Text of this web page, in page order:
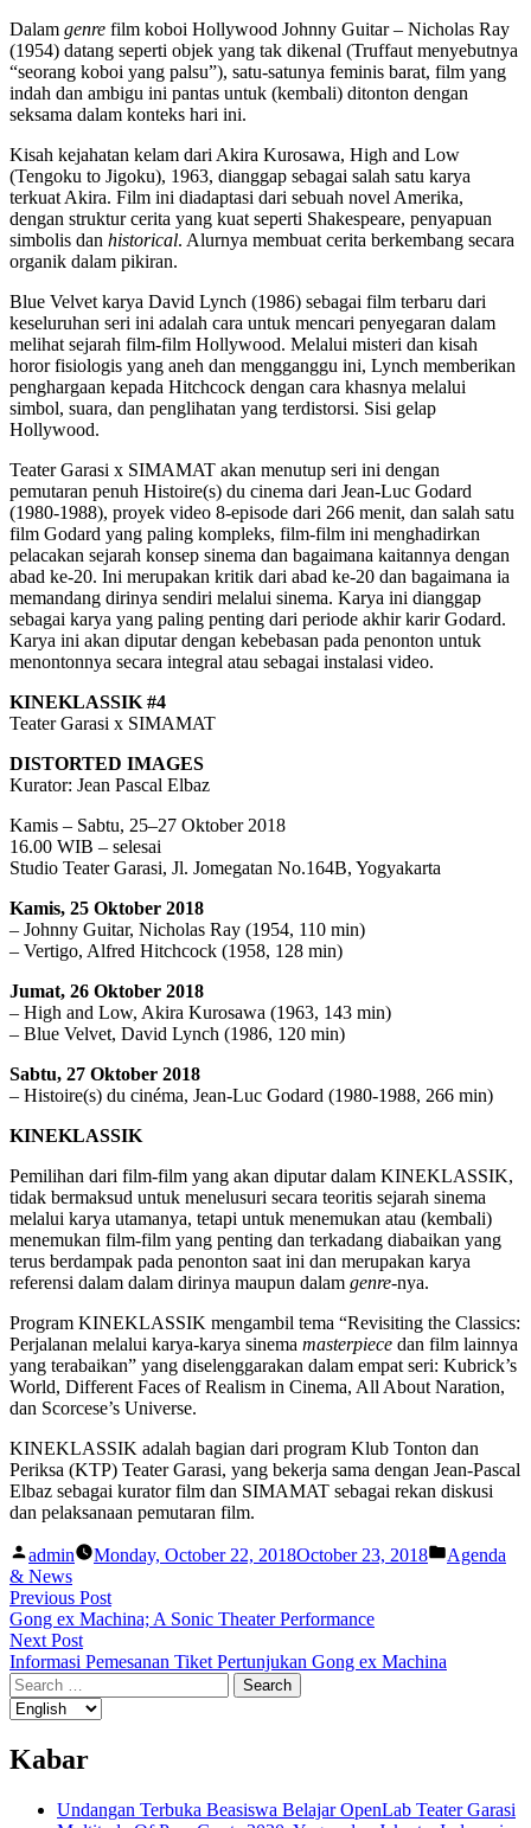
Dalam genre film koboi Hollywood Johnny Guitar – Nicholas Ray
(1954) datang seperti objek yang tak dikenal (Truffaut menyebutnya
“seorang koboi yang palsu”), satu-satunya feminis barat, film yang
indah dan ambigu ini pantas untuk (kembali) ditonton dengan
seksama dalam konteks hari ini.
Kisah kejahatan kelam dari Akira Kurosawa, High and Low
(Tengoku to Jigoku), 1963, dianggap sebagai salah satu karya
terkuat Akira. Film ini diadaptasi dari sebuah novel Amerika,
dengan struktur cerita yang kuat seperti Shakespeare, penyapuan
simbolis dan historical. Alurnya membuat cerita berkembang secara
organik dalam pikiran.
Blue Velvet karya David Lynch (1986) sebagai film terbaru dari
keseluruhan seri ini adalah cara untuk mencari penyegaran dalam
melihat sejarah film-film Hollywood. Melalui misteri dan kisah
horor fisiologis yang aneh dan mengganggu ini, Lynch memberikan
penghargaan kepada Hitchcock dengan cara khasnya melalui
simbol, suara, dan penglihatan yang terdistorsi. Sisi gelap
Hollywood.
Teater Garasi x SIMAMAT akan menutup seri ini dengan
pemutaran penuh Histoire(s) du cinema dari Jean-Luc Godard
(1980-1988), proyek video 8-episode dari 266 menit, dan salah satu
film Godard yang paling kompleks, film-film ini menghadirkan
pelacakan sejarah konsep sinema dan bagaimana kaitannya dengan
abad ke-20. Ini merupakan kritik dari abad ke-20 dan bagaimana ia
memandang dirinya sendiri melalui sinema. Karya ini dianggap
sebagai karya yang paling penting dari periode akhir karir Godard.
Karya ini akan diputar dengan kebebasan pada penonton untuk
menontonnya secara integral atau sebagai instalasi video.
KINEKLASSIK #4
Teater Garasi x SIMAMAT
DISTORTED IMAGES
Kurator: Jean Pascal Elbaz
Kamis – Sabtu, 25–27 Oktober 2018
16.00 WIB – selesai
Studio Teater Garasi, Jl. Jomegatan No.164B, Yogyakarta
Kamis, 25 Oktober 2018
– Johnny Guitar, Nicholas Ray (1954, 110 min)
– Vertigo, Alfred Hitchcock (1958, 128 min)
Jumat, 26 Oktober 2018
– High and Low, Akira Kurosawa (1963, 143 min)
– Blue Velvet, David Lynch (1986, 120 min)
Sabtu, 27 Oktober 2018
– Histoire(s) du cinéma, Jean-Luc Godard (1980-1988, 266 min)
KINEKLASSIK
Pemilihan dari film-film yang akan diputar dalam KINEKLASSIK,
tidak bermaksud untuk menelusuri secara teoritis sejarah sinema
melalui karya utamanya, tetapi untuk menemukan atau (kembali)
menemukan film-film yang penting dan terkadang diabaikan yang
terus berdampak pada penonton saat ini dan merupakan karya
referensi dalam dalam dirinya maupun dalam genre-nya.
Program KINEKLASSIK mengambil tema “Revisiting the Classics:
Perjalanan melalui karya-karya sinema masterpiece dan film lainnya
yang terabaikan” yang diselenggarakan dalam empat seri: Kubrick’s
World, Different Faces of Realism in Cinema, All About Naration,
dan Scorcese’s Universe.
KINEKLASSIK adalah bagian dari program Klub Tonton dan
Periksa (KTP) Teater Garasi, yang bekerja sama dengan Jean-Pascal
Elbaz sebagai kurator film dan SIMAMAT sebagai rekan diskusi
dan pelaksanaan pemutaran film.
Posted
by
admin Monday, October 22, 2018October 23, 2018
Posted
Agenda
& News
Post
navigation
Previous PostPrevious
post:
Gong ex Machina; A Sonic Theater Performance
Next PostNext
post:
Informasi Pemesanan Tiket Pertunjukan Gong ex Machina
Search
for:
Kabar
Undangan Terbuka Beasiswa Belajar OpenLab Teater Garasi